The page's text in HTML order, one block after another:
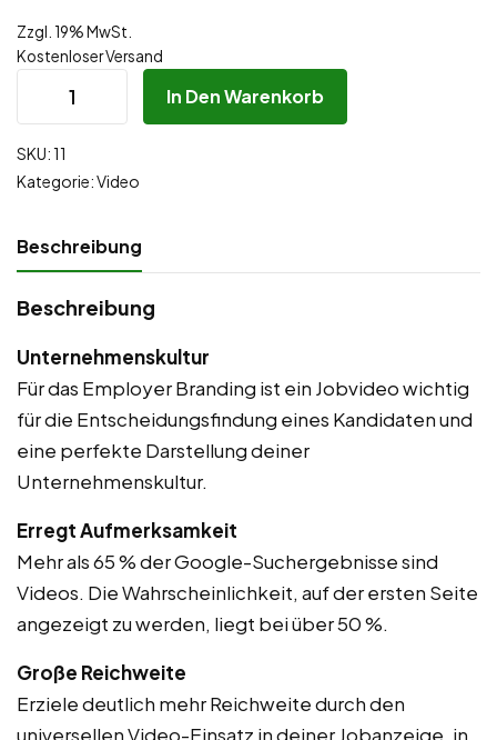
Zzgl. 19% MwSt.
Kostenloser Versand
In Den Warenkorb
SKU:11
Kategorie:Video
Beschreibung
Beschreibung
Unternehmenskultur
Für das Employer Branding ist ein Jobvideo wichtig
für die Entscheidungsfindung eines Kandidaten und
eine perfekte Darstellung deiner
Unternehmenskultur.
Erregt Aufmerksamkeit
Mehr als 65 % der Google-Suchergebnisse sind
Videos. Die Wahrscheinlichkeit, auf der ersten Seite
angezeigt zu werden, liegt bei über 50 %.
Große Reichweite
Erziele deutlich mehr Reichweite durch den
universellen Video-Einsatz in deiner Jobanzeige, in